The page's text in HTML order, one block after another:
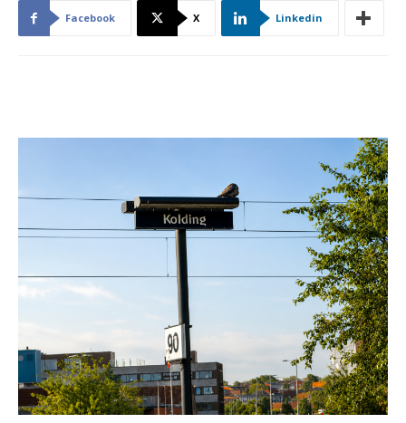
Facebook X Linkedin